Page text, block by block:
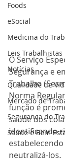
Foods
eSocial
Medicina do
Leis Trabalhistas
Notícias
Qualidade de
Mercado de
Segurança do
Saúde e Bem
O Serviço
Segurança e
Trabalho
Norma
função é
saúde dos
identificando
neutralizá-los.